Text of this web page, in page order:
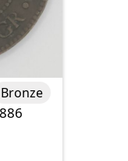
Bronze